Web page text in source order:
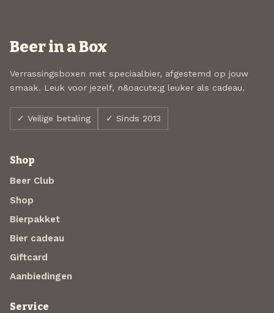
Beer in a Box
Verrassingsboxen met speciaalbier, afgestemd op jouw
smaak. Leuk voor jezelf, n&oacute;g leuker als cadeau.
✓ Veilige betaling ✓ Sinds 2013
Shop
Beer Club
Shop
Bierpakket
Bier cadeau
Giftcard
Aanbiedingen
Service